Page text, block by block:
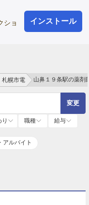
ショ
インストール
ログイン 会員登録
札幌市電 山鼻１９条駅の薬剤
変更
り 職種
給与
アルバイト